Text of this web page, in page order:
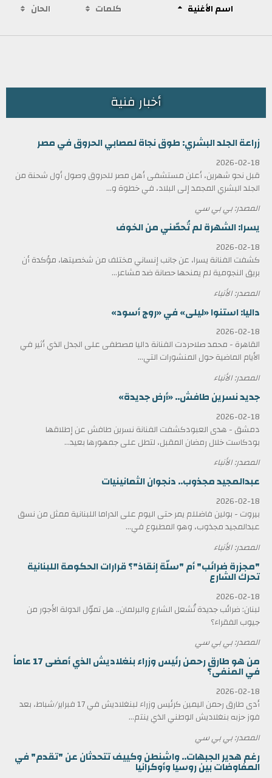
اسم الأغنية كلمات الحان
أخبار فنية
زراعة الجلد البشري: طوق نجاة لمصابي الحروق في مصر
2026-02-18
قبل نحو شهرين، أعلن مستشفى أهل مصر للحروق وصول أول شحنة من
الجلد البشري المجمد إلى البلاد، في خطوة و...
المصدر: بي بي سي
يسرا: الشهرة لم تُحصّني من الخوف
2026-02-18
كشفت الفنانة يسرا، عن جانب إنساني مختلف من شخصيتها، مؤكدة أن
بريق النجومية لم يمنحها حصانة ضد مشاعر...
المصدر: الأنباء
داليا: استنوا «ليلى» في «روج أسود»
2026-02-18
القاهرة - محمد صلاحردت الفنانة داليا مصطفى على الجدل الذي أثير في
الأيام الماضية حول المنشورات التي...
المصدر: الأنباء
جديد نسرين طافش.. «أرض جديدة»
2026-02-18
دمشق - هدى العبودكشفت الفنانة نسرين طافش عن إطلاقها
بودكاست خلال رمضان المقبل، لتطل على جمهورها بعيد...
المصدر: الأنباء
عبدالمجيد مجذوب.. دنجوان الثمانينيات
2026-02-18
بيروت - بولين فاضللم يمر حتى اليوم على الدراما اللبنانية ممثل من نسق
عبدالمجيد مجذوب، وهو المطبوع في...
المصدر: الأنباء
"مجزرة ضرائب" أم "سلّة إنقاذ"؟ قرارات الحكومة اللبنانية
تحرك الشارع
2026-02-18
لبنان: ضرائب جديدة تُشعل الشارع والبرلمان.. هل تموّل الدولة الأجور من
جيوب الفقراء؟
المصدر: بي بي سي
من هو طارق رحمن رئيس وزراء بنغلاديش الذي أمضى 17 عاماً
في المنفى؟
2026-02-18
أدى طارق رحمن اليمين كرئيس وزراء لبنغلاديش في 17 فبراير/شباط، بعد
فوز حزبه بنغلاديش الوطني الذي ينتم...
المصدر: بي بي سي
رغم هدير الجبهات.. واشنطن وكييف تتحدثان عن "تقدم" في
المفاوضات بين روسيا وأوكرانيا